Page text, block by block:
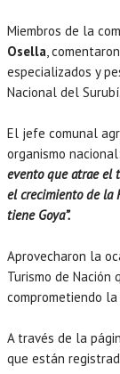
Miembros de la
Osella ,
especializados y
Nacional del Surubí.
El jefe comunal
organismo
evento que atrae el
el crecimiento de la
tiene Goya”.
Aprovecharon la
Turismo de
comprometiendo la
A través de la
que están